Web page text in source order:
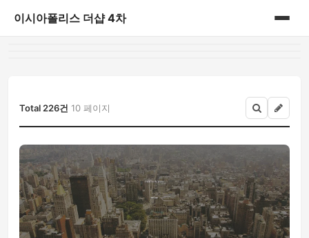
이시아폴리스 더샵 4차
Total 226건 10 페이지